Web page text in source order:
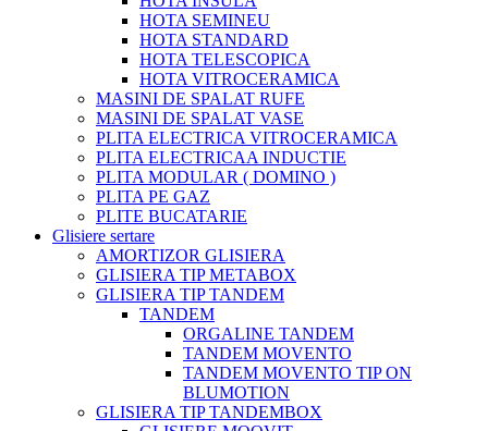
HOTA SEMINEU
HOTA STANDARD
HOTA TELESCOPICA
HOTA VITROCERAMICA
MASINI DE SPALAT RUFE
MASINI DE SPALAT VASE
PLITA ELECTRICA VITROCERAMICA
PLITA ELECTRICAA INDUCTIE
PLITA MODULAR ( DOMINO )
PLITA PE GAZ
PLITE BUCATARIE
Glisiere sertare
AMORTIZOR GLISIERA
GLISIERA TIP METABOX
GLISIERA TIP TANDEM
TANDEM
ORGALINE TANDEM
TANDEM MOVENTO
TANDEM MOVENTO TIP ON
BLUMOTION
GLISIERA TIP TANDEMBOX